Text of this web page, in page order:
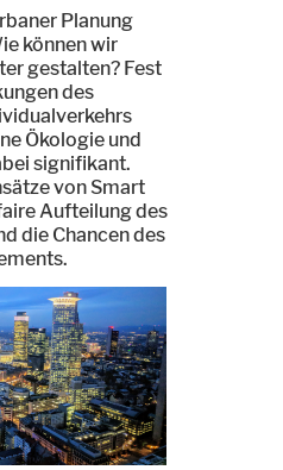
Planung
können wir
gestalten? Fest
des
Ökologie und
signifikant.
von Smart
Aufteilung des
die Chancen des